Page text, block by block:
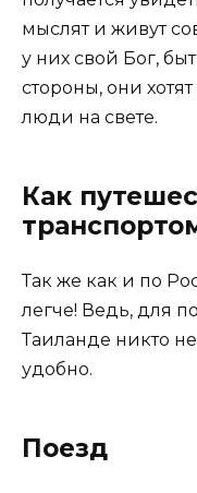
мыслят и живут
у них свой Бог,
стороны, они
люди на свете.
Как
Так же как и по
легче! Ведь, для
Таиланде никто
удобно.
Поезд